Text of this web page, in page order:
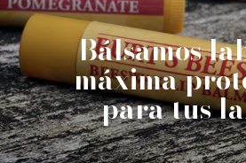
Bálsamos
máxima
para tus